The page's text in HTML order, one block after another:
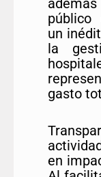
público
un
la
gasto
en